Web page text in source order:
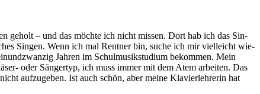
ge­holt – und das möch­te ich nicht mis­sen. Dort hab ich das Sin­
Sin­gen. Wenn ich mal Rent­ner bin, su­che ich mir viel­leicht wie­
Jah­ren im Schul­mu­sik­stu­di­um be­kom­men. Mein
oder Sän­ger­typ, ich muss im­mer mit dem Atem ar­bei­ten. Das
auf­zu­ge­ben. Ist auch schön, aber mei­ne Kla­vier­leh­re­rin hat